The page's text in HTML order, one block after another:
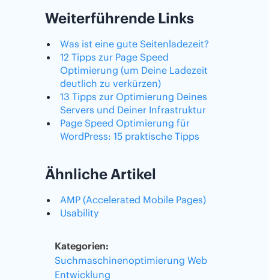
Weiterführende Links
Was ist eine gute Seitenladezeit?
12 Tipps zur Page Speed
Optimierung (um Deine Ladezeit
deutlich zu verkürzen)
13 Tipps zur Optimierung Deines
Servers und Deiner Infrastruktur
Page Speed Optimierung für
WordPress: 15 praktische Tipps
Ähnliche Artikel
AMP (Accelerated Mobile Pages)
Usability
Kategorien:
Suchmaschinenoptimierung Web
Entwicklung